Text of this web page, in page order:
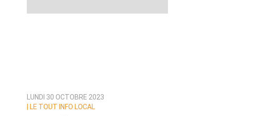
LUNDI 30 OCTOBRE 2023
LE TOUT INFO LOCAL